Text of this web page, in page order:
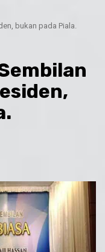
bukan pada Piala.